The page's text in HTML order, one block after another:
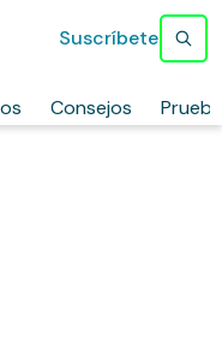
Consejos
Suscríbete